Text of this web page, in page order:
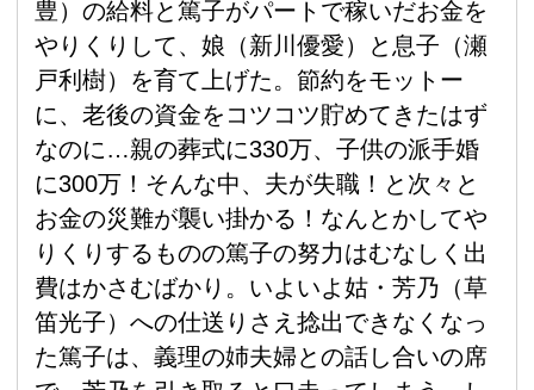
豊）の給料と篤子がパートで稼いだお金を
やりくりして、娘（新川優愛）と息子（瀬
戸利樹）を育て上げた。節約をモットー
に、老後の資金をコツコツ貯めてきたはず
なのに…親の葬式に330万、子供の派手婚
に300万！そんな中、夫が失職！と次々と
お金の災難が襲い掛かる！なんとかしてや
りくりするものの篤子の努力はむなしく出
費はかさむばかり。いよいよ姑・芳乃（草
笛光子）への仕送りさえ捻出できなくなっ
た篤子は、義理の姉夫婦との話し合いの席